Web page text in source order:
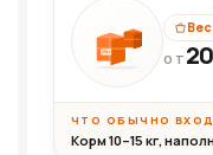
20кг
Вес
ОТ
ЧТО ОБЫЧНО
Корм 10–15 кг,